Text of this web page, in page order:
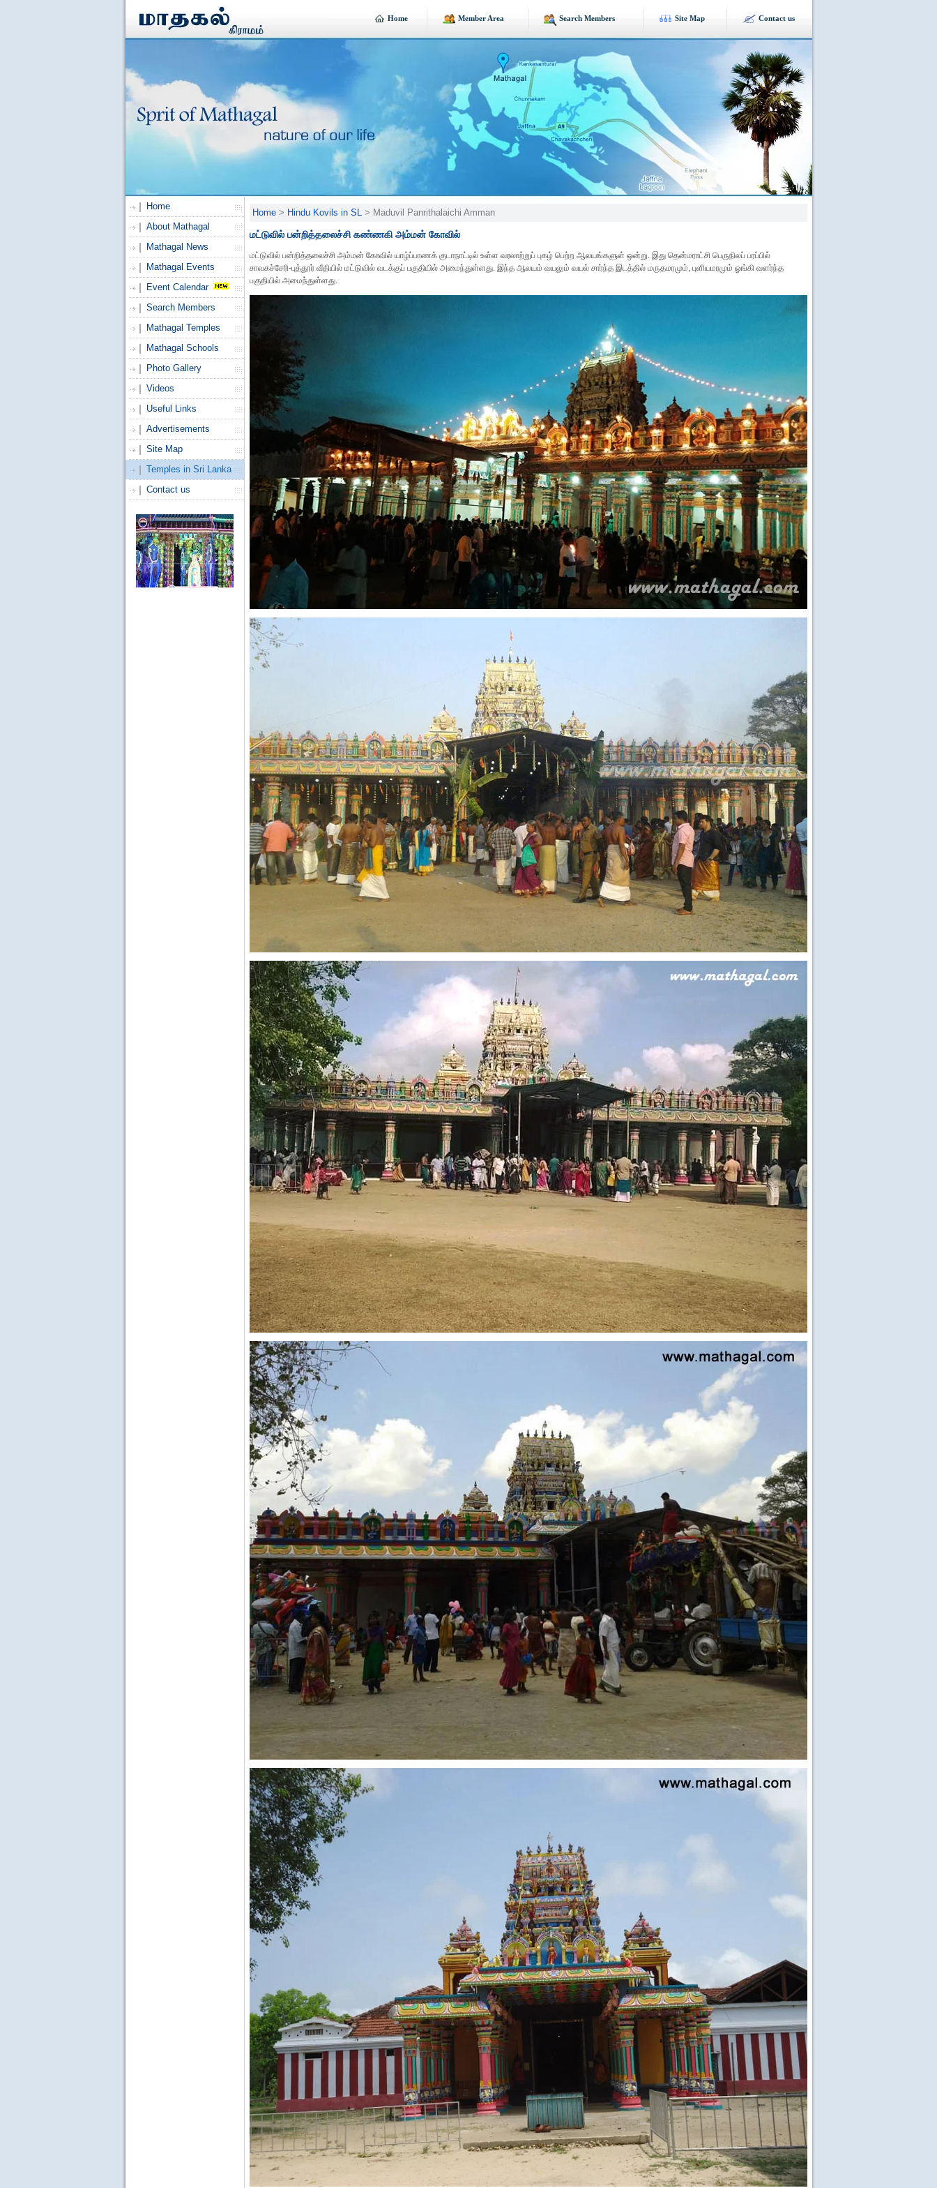
Home Member Area Search Members Site Map Contact us
Home
About Mathagal
Mathagal News
Mathagal Events
Event Calendar
Search Members
Mathagal Temples
Mathagal Schools
Photo Gallery
Videos
Useful Links
Advertisements
Site Map
Temples in Sri Lanka
Contact us
Home> Hindu Kovils in SL> Maduvil Panrithalaichi Amman
மட்டுவில் பன்றித்தலைச்சி கண்ணகி அம்மன் கோவில்
மட்டுவில் பன்றித்தலைச்சி அம்மன் கோவில் யாழ்ப்பாணக் குடாநாட்டில் உள்ள வரலாற்றுப் புகழ் பெற்ற ஆலயங்களுள் ஒன்று. இது தென்மராட்சி பெருநிலப் பரப்பில்
சாவகச்சேரி-புத்தூர் வீதியில் மட்டுவில் வடக்குப் பகுதியில் அமைந்துள்ளது. இந்த ஆலயம் வயலும் வயல் சார்ந்த இடத்தில் மருதமரமும், புளியமரமும் ஓங்கி வளர்ந்த
பகுதியில் அமைந்துள்ளது.